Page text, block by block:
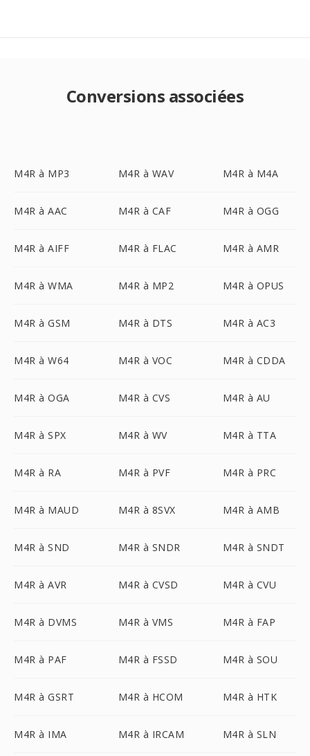
Conversions associées
M4R à MP3 M4R à WAV M4R à M4A
M4R à AAC M4R à CAF M4R à OGG
M4R à AIFF M4R à FLAC M4R à AMR
M4R à WMA M4R à MP2 M4R à OPUS
M4R à GSM M4R à DTS M4R à AC3
M4R à W64 M4R à VOC M4R à CDDA
M4R à OGA M4R à CVS M4R à AU
M4R à SPX M4R à WV M4R à TTA
M4R à RA M4R à PVF M4R à PRC
M4R à MAUD M4R à 8SVX M4R à AMB
M4R à SND M4R à SNDR M4R à SNDT
M4R à AVR M4R à CVSD M4R à CVU
M4R à DVMS M4R à VMS M4R à FAP
M4R à PAF M4R à FSSD M4R à SOU
M4R à GSRT M4R à HCOM M4R à HTK
M4R à IMA M4R à IRCAM M4R à SLN